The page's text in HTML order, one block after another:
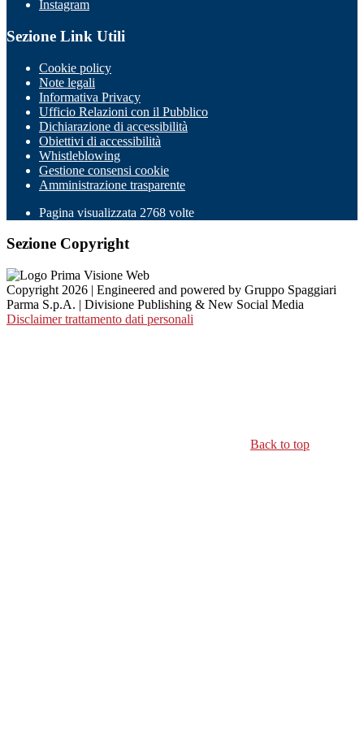
Instagram
Sezione Link Utili
Cookie policy
Note legali
Informativa Privacy
Ufficio Relazioni con il Pubblico
Dichiarazione di accessibilità
Obiettivi di accessibilità
Whistleblowing
Gestione consensi cookie
Amministrazione trasparente
Pagina visualizzata 2768 volte
Sezione Copyright
Copyright 2026 | Engineered and powered by Gruppo Spaggiari
Parma S.p.A. | Divisione Publishing & New Social Media
Disclaimer trattamento dati personali
Back to top